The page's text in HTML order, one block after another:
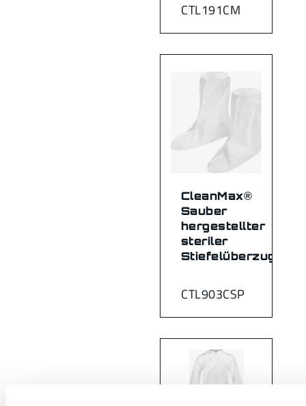
CTL191CM
CTL903CSP
CleanMax®
Sauber
hergestellter
steriler
Stiefelüberzug